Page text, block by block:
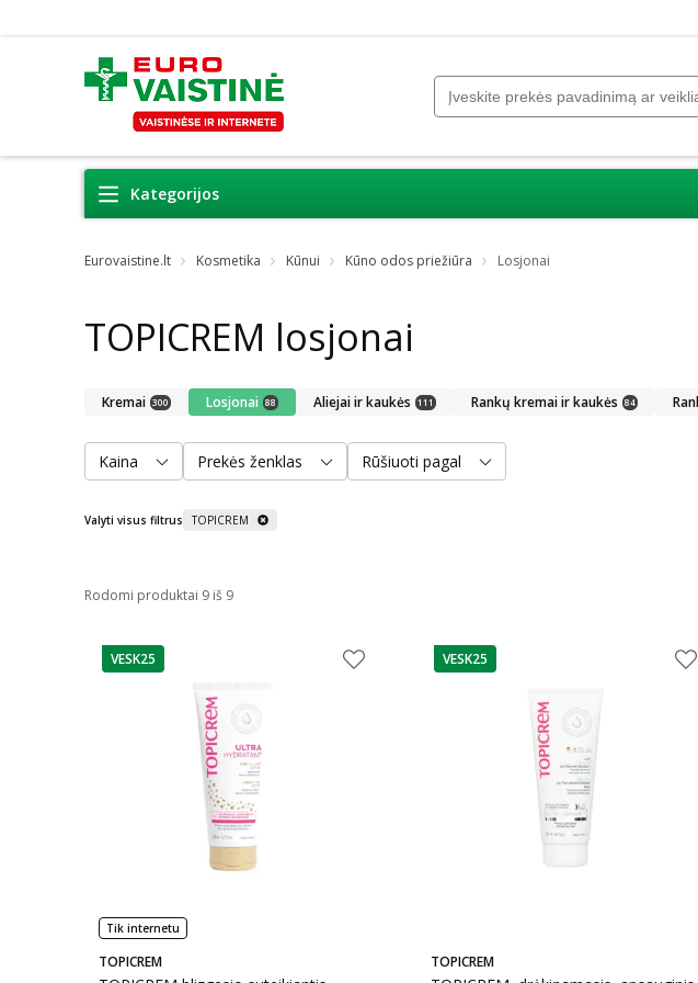
Kategorijos
Eurovaistine.lt Kosmetika Kūnui Kūno odos priežiūra Losjonai
TOPICREM losjonai
Kremai 300 Losjonai 88 Aliejai ir kaukės 111 Rankų kremai ir kaukės 84
Kaina Prekės ženklas Rūšiuoti pagal
Valyti visus filtrus TOPICREM
Rodomi produktai 9 iš 9
patarimas
VESK25
Tik internetu
TOPICREM
patarimas
VESK25
TOPICREM